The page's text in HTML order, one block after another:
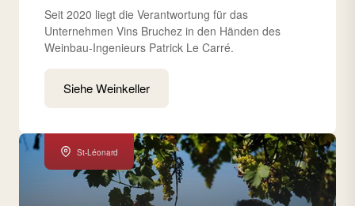
Seit 2020 liegt die Verantwortung für das
Unternehmen Vins Bruchez in den Händen des
Weinbau-Ingenieurs Patrick Le Carré.
Siehe Weinkeller
St-Léonard